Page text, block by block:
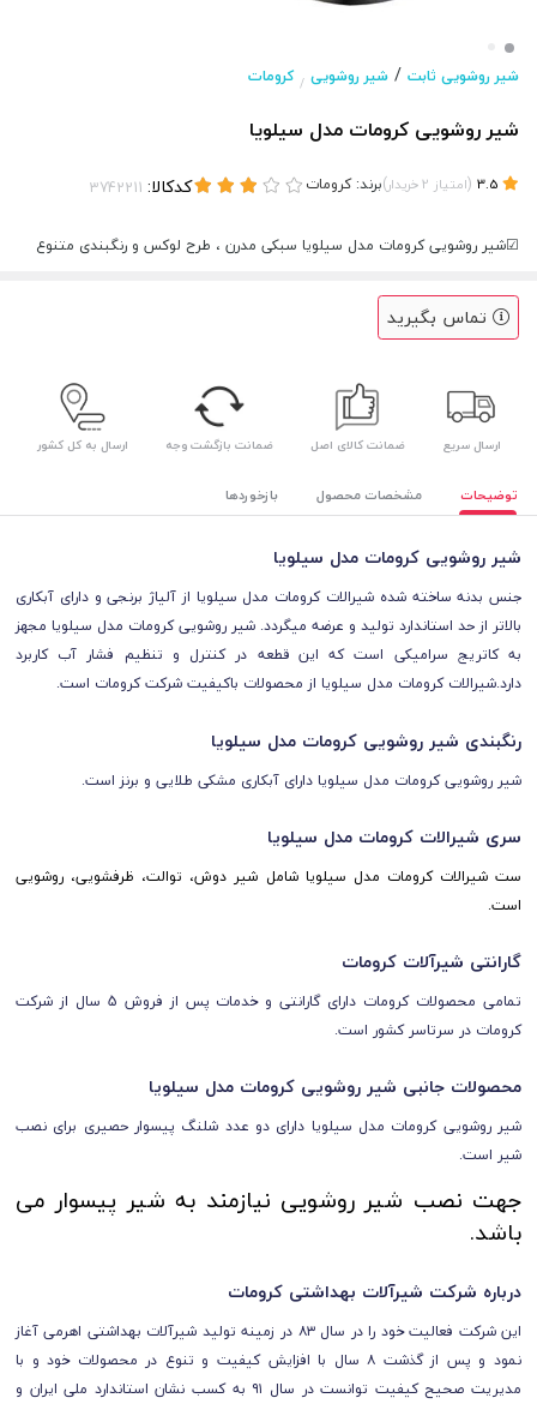
شیر روشویی ثابت / شیر روشویی / کرومات
شیر روشویی کرومات مدل سیلویا
(امتیاز 2خریدار)برند:کرومات کدکالا:
☑شیر روشویی کرومات مدل سیلویا سبکی مدرن ، طرح لوکس و رنگبندی متنوع
تماس بگیرید
ارسال سریع ضمانت کالای اصل ضمانت بازگشت وجه ارسال به کل کشور
توضیحات مشخصات محصول بازخوردها
شیر روشویی کرومات مدل سیلویا
جنس بدنه ساخته شده شیرالات کرومات مدل سیلویا از آلیاژ برنجی و دارای آبکاری
بالاتر از حد استاندارد تولید و عرضه میگردد. شیر روشویی کرومات مدل سیلویا مجهز
به کاتریج سرامیکی است که این قطعه در کنترل و تنظیم فشار آب کاربرد
دارد.شیرالات کرومات مدل سیلویا از محصولات باکیفیت شرکت کرومات است.
رنگبندی شیر روشویی کرومات مدل سیلویا
شیر روشویی کرومات مدل سیلویا دارای آبکاری مشکی طلایی و برنز است.
سری شیرالات کرومات مدل سیلویا
ست شیرالات کرومات مدل سیلویا شامل شیر دوش، توالت، ظرفشویی، روشویی
است.
گارانتی شیرآلات کرومات
تمامی محصولات کرومات دارای
گارانتی و خدمات پس از فروش 5 سال از شرکت
کرومات در سرتاسر کشور است.
محصولات جانبی شیر روشویی کرومات مدل سیلویا
شیر روشویی کرومات مدل سیلویا دارای دو عدد شلنگ پیسوار حصیری برای نصب
شیر است.
جهت نصب شیر روشویی نیازمند به شیر پیسوار می
باشد.
درباره شرکت شیرآلات بهداشتی کرومات
این شرکت فعالیت خود را در سال ۸۳ در زمینه تولید شیرآلات بهداشتی اهرمی آغاز
نمود و پس از گذشت ۸ سال با افزایش کیفیت و تنوع در محصولات خود و با
مدیریت صحیح کیفیت توانست در سال ۹۱ به کسب نشان استاندارد ملی ایران و